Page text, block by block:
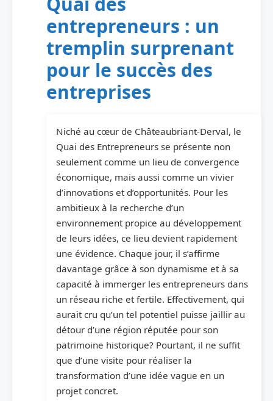
entrepreneurs : un
tremplin surprenant
pour le succès des
entreprises
Niché au cœur de Châteaubriant-Derval, le
Quai des Entrepreneurs se présente non
seulement comme un lieu de convergence
économique, mais aussi comme un vivier
d’innovations et d’opportunités. Pour les
ambitieux à la recherche d’un
environnement propice au développement
de leurs idées, ce lieu devient rapidement
une évidence. Chaque jour, il s’affirme
davantage grâce à son dynamisme et à sa
capacité à immerger les entrepreneurs dans
un réseau riche et fertile. Effectivement, qui
aurait cru qu’un tel potentiel puisse jaillir au
détour d’une région réputée pour son
patrimoine historique? Pourtant, il ne suffit
que d’une visite pour réaliser la
transformation d’une idée vague en un
projet concret.